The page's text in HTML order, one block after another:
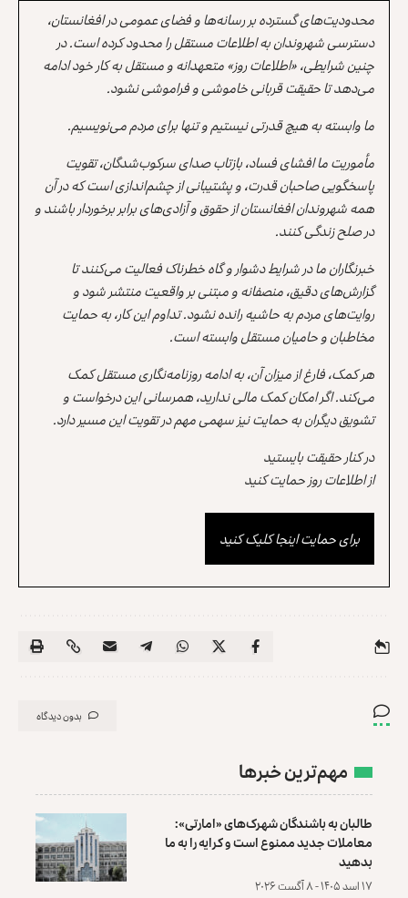
محدودیت‌های گسترده بر رسانه‌ها و فضای عمومی در افغانستان،
دسترسی شهروندان به اطلاعات مستقل را محدود کرده است. در
چنین شرایطی، «اطلاعات روز» متعهدانه و مستقل به کار خود ادامه
می‌دهد تا حقیقت قربانی خاموشی و فراموشی نشود.
ما وابسته به هیچ قدرتی نیستیم و تنها برای مردم می‌نویسیم.
مأموریت ما افشای فساد، بازتاب صدای سرکوب‌شدگان، تقویت
پاسخگویی صاحبان قدرت، و پشتیبانی از چشم‌اندازی است که در آن
همه شهروندان افغانستان از حقوق و آزادی‌های برابر برخوردار باشند و
در صلح زندگی کنند.
خبرنگاران ما در شرایط دشوار و گاه خطرناک فعالیت می‌کنند تا
گزارش‌های دقیق، منصفانه و مبتنی بر واقعیت منتشر شود و
روایت‌های مردم به حاشیه رانده نشود. تداوم این کار، به حمایت
مخاطبان و حامیان مستقل وابسته است.
هر کمک، فارغ از میزان آن، به ادامه روزنامه‌نگاری مستقل کمک
می‌کند. اگر امکان کمک مالی ندارید، همرسانی این درخواست و
تشویق دیگران به حمایت نیز سهمی مهم در تقویت این مسیر دارد.
در کنار حقیقت بایستید
از اطلاعات روز حمایت کنید
برای حمایت اینجا کلیک کنید
بدون دیدگاه
مهم‌ترین خبرها
طالبان به باشندگان شهرک‌های «امارتی»:
معاملات جدید ممنوع است و کرایه را به ما
بدهید
۱۷ اسد ۱۴۰۵ - ۸ آگست ۲۰۲۶